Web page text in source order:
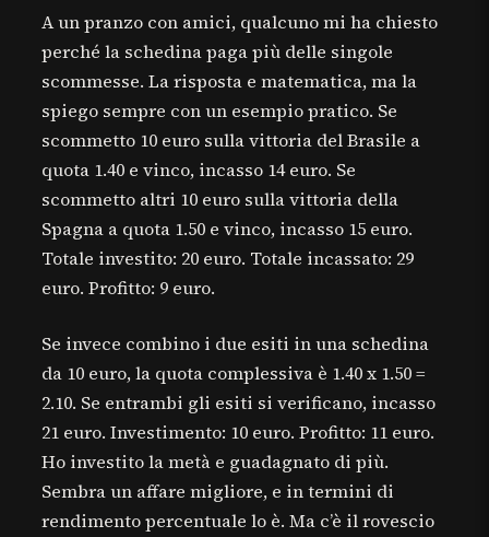
A un pranzo con amici, qualcuno mi ha chiesto
perché la schedina paga più delle singole
scommesse. La risposta e matematica, ma la
spiego sempre con un esempio pratico. Se
scommetto 10 euro sulla vittoria del Brasile a
quota 1.40 e vinco, incasso 14 euro. Se
scommetto altri 10 euro sulla vittoria della
Spagna a quota 1.50 e vinco, incasso 15 euro.
Totale investito: 20 euro. Totale incassato: 29
euro. Profitto: 9 euro.
Se invece combino i due esiti in una schedina
da 10 euro, la quota complessiva è 1.40 x 1.50 =
2.10. Se entrambi gli esiti si verificano, incasso
21 euro. Investimento: 10 euro. Profitto: 11 euro.
Ho investito la metà e guadagnato di più.
Sembra un affare migliore, e in termini di
rendimento percentuale lo è. Ma c’è il rovescio